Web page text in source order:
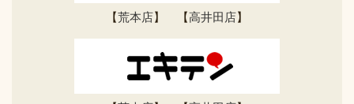
【荒本店】 【高井田店】